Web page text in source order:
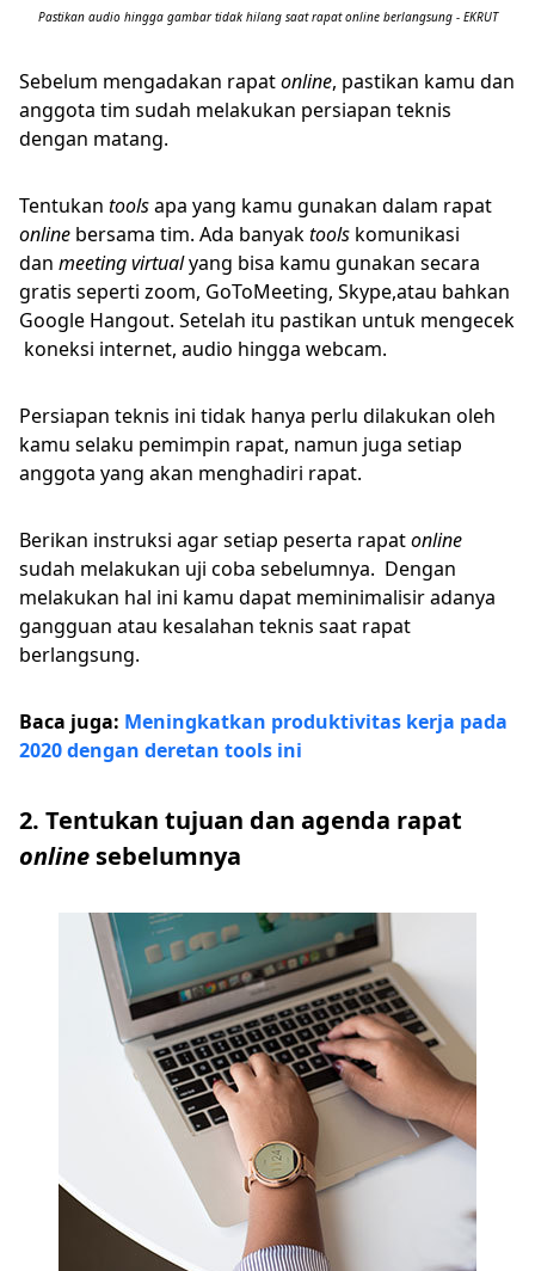
Pastikan audio hingga gambar tidak hilang saat rapat online berlangsung - EKRUT
Sebelum mengadakan rapatonline, pastikan kamu dan
anggota tim sudah melakukan persiapan teknis
dengan matang.
Tentukan toolsapa yang kamu gunakan dalam rapat
online bersama tim. Ada banyaktools komunikasi
dan meeting virtualyang bisa kamu gunakan secara
gratis seperti zoom, GoToMeeting, Skype,atau bahkan
Google Hangout. Setelah itu pastikan untuk mengecek
koneksi internet, audio hingga webcam.
Persiapan teknis ini tidak hanya perlu dilakukan oleh
kamu selaku pemimpin rapat, namun juga setiap
anggota yang akan menghadiri rapat.
Berikan instruksi agar setiap peserta rapatonline
sudah melakukan uji coba sebelumnya. Dengan
melakukan hal ini kamu dapat meminimalisir adanya
gangguan atau kesalahan teknis saat rapat
berlangsung.
Baca juga: Meningkatkan produktivitas kerja pada
2020 dengan deretan tools ini
2. Tentukan tujuan dan agenda rapat
online sebelumnya